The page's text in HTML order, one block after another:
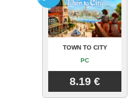
TOWN TO CITY
PC
8.19 €